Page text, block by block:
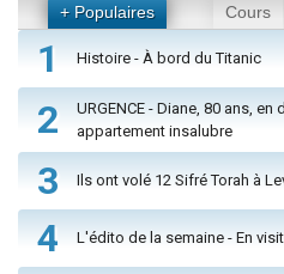
+ Populaires Cours
1 Histoire - À bord du Titanic
2
URGENCE - Diane, 80 ans, en
appartement insalubre
3 Ils ont volé 12 Sifré Torah à
4 L'édito de la semaine - En